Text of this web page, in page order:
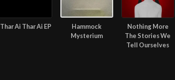
Thar Ai Thar Ai EP
Hammock
Mysterium
Nothing More
The Stories We
Tell Ourselves